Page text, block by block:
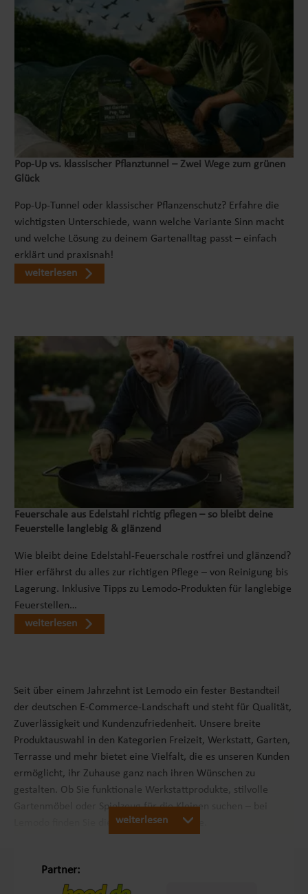
Pop‑Up vs. klassischer Pflanztunnel – Zwei Wege zum grünen
Glück
Pop-Up-Tunnel oder klassischer Pflanzenschutz? Erfahre die
wichtigsten Unterschiede, wann welche Variante Sinn macht
und welche Lösung zu deinem Gartenalltag passt – einfach
erklärt und praxisnah!
weiterlesen
Feuerschale aus Edelstahl richtig pflegen – so bleibt deine
Feuerstelle langlebig & glänzend
Wie bleibt deine Edelstahl-Feuerschale rostfrei und glänzend?
Hier erfährst du alles zur richtigen Pflege – von Reinigung bis
Lagerung. Inklusive Tipps zu Lemodo-Produkten für langlebige
Feuerstellen…
weiterlesen
Seit über einem Jahrzehnt ist Lemodo ein fester Bestandteil
der deutschen E-Commerce-Landschaft und steht für Qualität,
Zuverlässigkeit und Kundenzufriedenheit. Unsere breite
Produktauswahl in den Kategorien Freizeit, Werkstatt, Garten,
Terrasse und mehr bietet eine Vielfalt, die es unseren Kunden
ermöglicht, ihr Zuhause ganz nach ihren Wünschen zu
gestalten. Ob Sie funktionale Werkstattprodukte, stilvolle
Gartenmöbel oder Spielzeug für die Kleinen suchen – bei
Lemodo finden Sie die passenden Produkte.
weiterlesen
Partner: